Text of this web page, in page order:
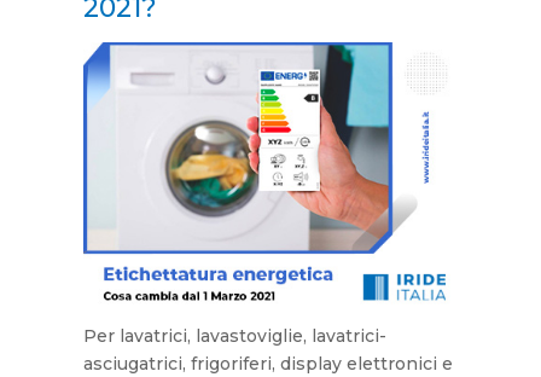
2021?
Per lavatrici, lavastoviglie, lavatrici-
asciugatrici, frigoriferi, display elettronici e